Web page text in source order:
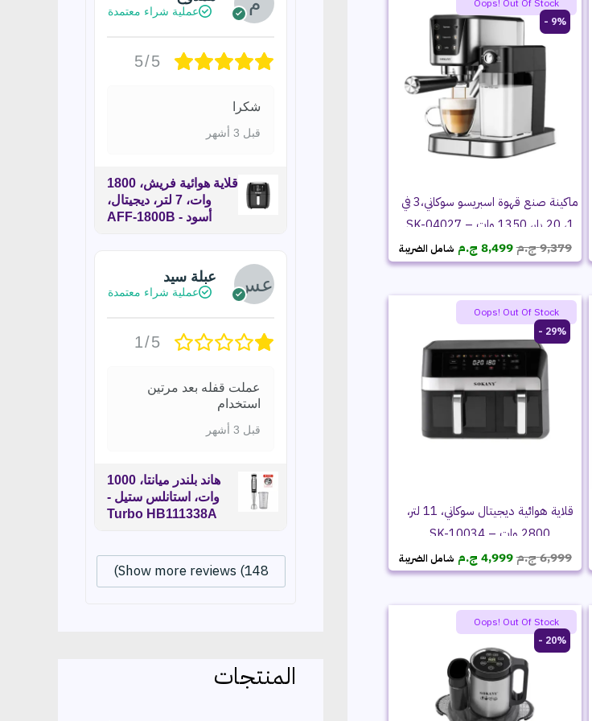
9% -
ماكينة صنع قهوة اسبريسو سوكاني،3 في
1، 20 بار، 1350 وات – SK-04027
9,379ج.مالسعر
الأصلي
9,379 ج.م.
8,499 ج.م السعر
الحالي
8,499 ج.م.
شامل الضريبة
Oops! Out Of Stock
29% -
قلاية هوائية ديجيتال سوكاني، 11 لتر،
2800 وات – SK-10034
6,999ج.مالسعر
الأصلي
6,999 ج.م.
4,999 ج.م السعر
الحالي
4,999 ج.م.
شامل الضريبة
Oops! Out Of Stock
20% -
Oops! Out Of Stock
عملية شراء معتمدة
5/5
شكرا
قبل 3 أشهر
قلاية هوائية فريش، 1800
وات، 7 لتر، ديجيتال،
أسود - AFF-1800B
عبلة سيد
عملية شراء معتمدة
1/5
عملت قفله بعد مرتين
استخدام
قبل 3 أشهر
هاند بلندر ميانتا، 1000
وات، استانلس ستيل -
Turbo HB111338A
Show more reviews (148)
المنتجات